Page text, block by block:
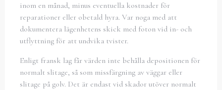
inom en månad, minus eventuella kostnader för
reparationer eller obetald hyra. Var noga med att
dokumentera lägenhetens skick med foton vid in- och
utflyttning för att undvika tvister.
Enligt fransk lag får värden inte behålla depositionen för
normalt slitage, så som missfärgning av väggar eller
slitage på golv. Det är endast vid skador utöver normalt